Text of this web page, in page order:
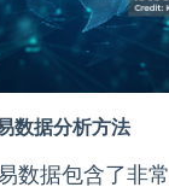
数据分析方法
数据包含了非